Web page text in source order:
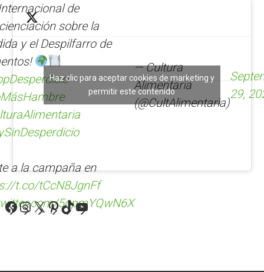
de
sobre la
y el Despilfarro de
a la campaña en
t.co/tCcN8JgnFf
5qpmYQwN6X
— Cultura
Alimentaria
(@CultAlimentaria)
29,
Haz clic para aceptar cookies de marketing y
permitir este contenido
Facebook
Instagram
X Pinterest
TikTok
YouTube